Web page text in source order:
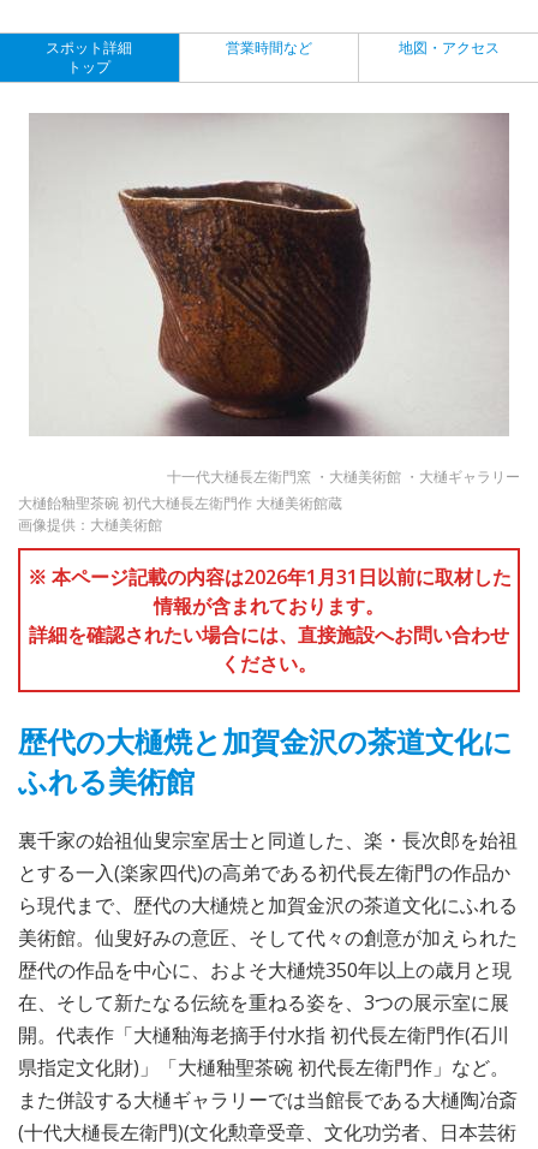
スポット詳細
トップ
営業時間など 地図・アクセス
十一代大樋長左衛門窯 ・大樋美術館 ・大樋ギャラリー
大樋飴釉聖茶碗 初代大樋長左衛門作 大樋美術館蔵
画像提供：大樋美術館
※ 本ページ記載の内容は2026年1月31日以前に取材した
情報が含まれております。
詳細を確認されたい場合には、直接施設へお問い合わせ
ください。
歴代の大樋焼と加賀金沢の茶道文化に
ふれる美術館
裏千家の始祖仙叟宗室居士と同道した、楽・長次郎を始祖
とする一入(楽家四代)の高弟である初代長左衛門の作品か
ら現代まで、歴代の大樋焼と加賀金沢の茶道文化にふれる
美術館。仙叟好みの意匠、そして代々の創意が加えられた
歴代の作品を中心に、およそ大樋焼350年以上の歳月と現
在、そして新たなる伝統を重ねる姿を、3つの展示室に展
開。代表作「大樋釉海老摘手付水指 初代長左衛門作(石川
県指定文化財)」「大樋釉聖茶碗 初代長左衛門作」など。
また併設する大樋ギャラリーでは当館長である大樋陶冶斎
(十代大樋長左衛門)(文化勲章受章、文化功労者、日本芸術